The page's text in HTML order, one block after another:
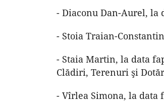
- Diaconu Dan-Aurel,
- Stoia Traian-
- Staia Martin, la data
Clădiri, Terenuri şi
- Vîrlea Simona, la